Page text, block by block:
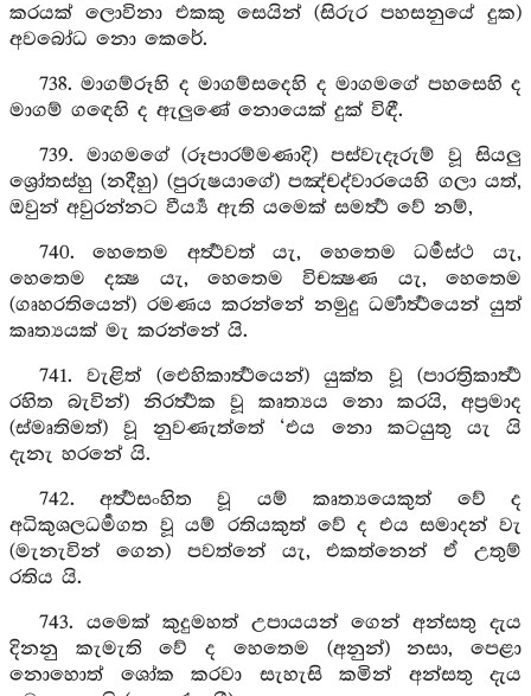
කරයක් ලොවිනා එකකු සෙයින් (සිරුර පහසනුයේ දුක)
අවබෝධ නො කෙරේ.
738. මාගම්රූහි ද මාගම්සදෙහි ද මාගමගේ පහසෙහි ද
මාගම් ගඳෙහි ද ඇලුණේ නොයෙක් දුක් විඳී.
739. මාගමගේ (රූපාරම්මණාදි) පස්වැදෑරුම් වූ සියලු
ශ්‍රෝතස්හු (නදීහු) (පුරුෂයාගේ) පඤ්චද්වාරයෙහි ගලා යත්,
ඔවුන් අවුරන්නට වීර්‍ය්‍ය ඇති යමෙක් සමර්‍ත්‍ථ වේ නම්,
740. හෙතෙම අර්‍ත්‍ථවත් යැ, හෙතෙම ධර්‍මස්ථ යැ,
හෙතෙම දක්‍ෂ යැ, හෙතෙම විචක්‍ෂණ යැ, හෙතෙම
(ගෘහරතියෙන්) රමණය කරන්නේ නමුදු ධර්‍මාර්‍ත්‍ථයෙන් යුත්
කෘත්‍යයක් මැ කරන්නේ යි.
741. වැළිත් (ඓහිකාර්‍ත්‍ථයෙන්) යුක්ත වූ (පාරත්‍රිකාර්‍ත්‍ථ
රහිත බැවින්) නිරර්‍ත්‍ථක වූ කෘත්‍යය නො කරයි, අප්‍රමාද
(ස්මෘතිමත්) වූ නුවණැත්තේ ‘එය නො කටයුතු යැ යි
දැනැ හරනේ යි.
742. අර්‍ත්‍ථසංහිත වූ යම් කෘත්‍යයෙකුත් වේ ද
අධිකුශලධර්‍මගත වූ යම් රතියකුත් වේ ද එය සමාදන් වැ
(මැනැවින් ගෙන) පවත්නේ යැ, එකත්නෙන් ඒ උතුම්
රතිය යි.
743. යමෙක් කුදුමහත් උපායයන් ගෙන් අන්සතු දැය
දිනනු කැමැති වේ ද හෙතෙම (අනුන්) නසා, පෙළා
නොහොත් ශෝක කරවා සැහැසි කමින් අන්සතු දැය